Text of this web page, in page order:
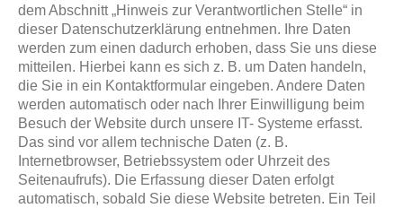
dem Abschnitt „Hinweis zur Verantwortlichen Stelle“ in
dieser Datenschutzerklärung entnehmen. Ihre Daten
werden zum einen dadurch erhoben, dass Sie uns diese
mitteilen. Hierbei kann es sich z. B. um Daten handeln,
die Sie in ein Kontaktformular eingeben. Andere Daten
werden automatisch oder nach Ihrer Einwilligung beim
Besuch der Website durch unsere IT- Systeme erfasst.
Das sind vor allem technische Daten (z. B.
Internetbrowser, Betriebssystem oder Uhrzeit des
Seitenaufrufs). Die Erfassung dieser Daten erfolgt
automatisch, sobald Sie diese Website betreten. Ein Teil